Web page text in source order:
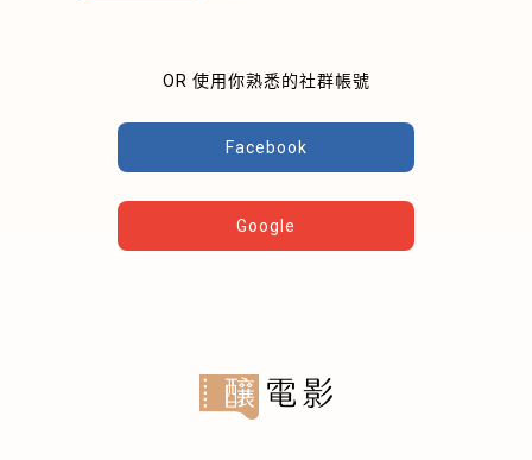
OR 使用你熟悉的社群帳號
Facebook
Google